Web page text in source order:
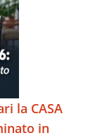
la CASA
in